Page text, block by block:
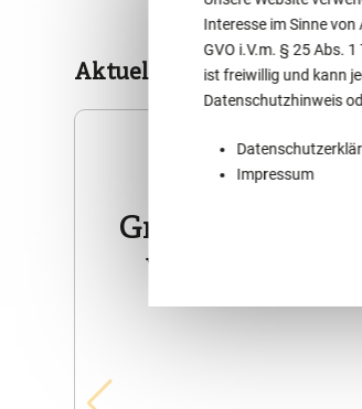
Aktuelles des
Corona und
Grundrechte -
Verbot ist
Interesse im Sinne von
GVO i.V.m. § 25 Abs.
ist freiwillig und kann
Datenschutzhinweis
Impressum